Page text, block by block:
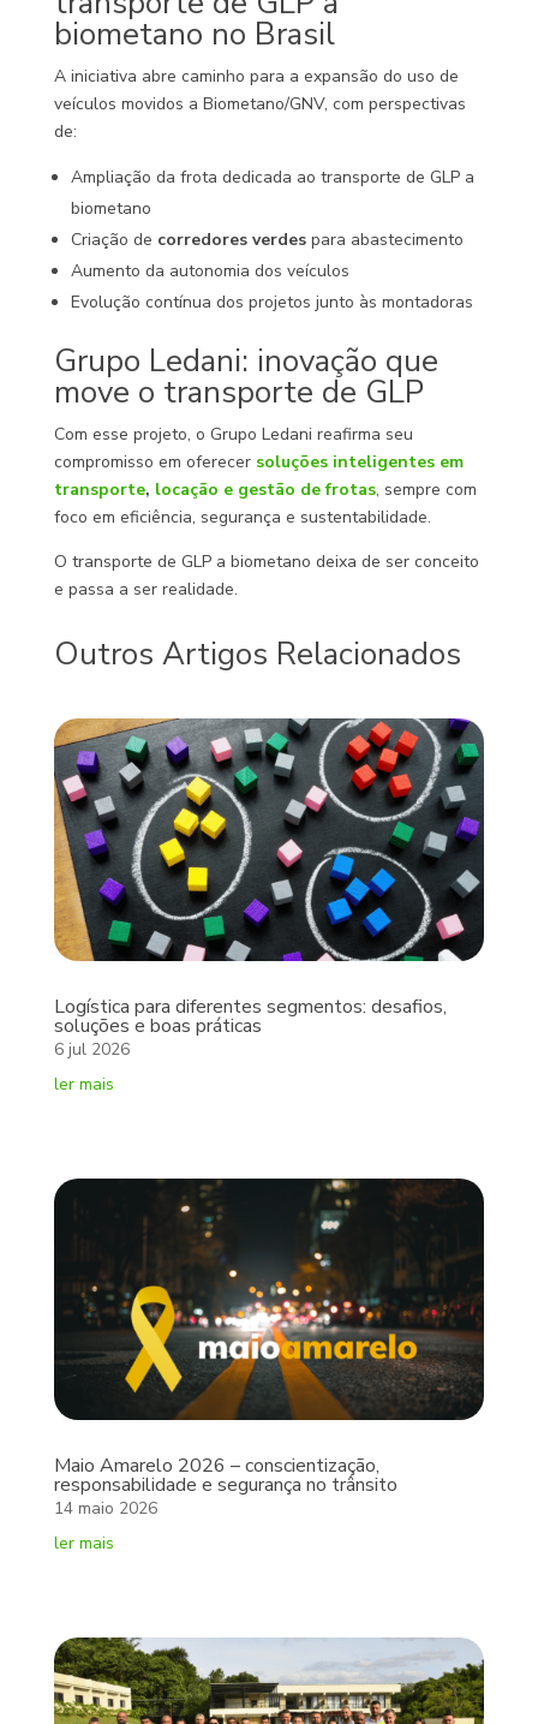
biometano no Brasil
A iniciativa abre caminho para a expansão do uso de
veículos movidos a Biometano/GNV, com perspectivas
de:
Ampliação da frota dedicada ao transporte de GLP a
biometano
Criação de corredores verdespara abastecimento
Aumento da autonomia dos veículos
Evolução contínua dos projetos junto às montadoras
Grupo Ledani: inovação que
move o transporte de GLP
Com esse projeto, o Grupo Ledani reafirma seu
compromisso em oferecer soluções inteligentes em
transporte, locação e gestão de frotas, sempre com
foco em eficiência, segurança e sustentabilidade.
O transporte de GLP a biometano deixa de ser conceito
e passa a ser realidade.
Outros Artigos Relacionados
Logística para diferentes segmentos: desafios,
soluções e boas práticas
6 jul 2026
ler mais
Maio Amarelo 2026 – conscientização,
responsabilidade e segurança no trânsito
14 maio 2026
ler mais